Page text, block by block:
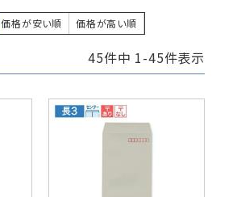
はがき カード・挨拶状
120×235
長40封筒
A4横4つ折 B4横3つ折
142×332
封筒印刷サービス
価格が安い順 価格が高い順
45件中 1-45件表示